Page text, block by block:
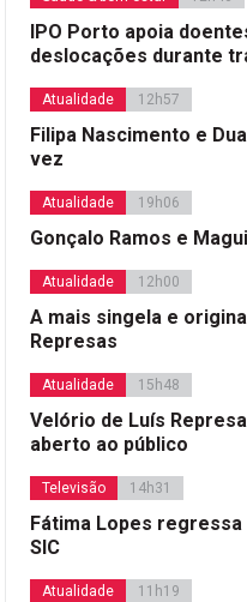
IPO Porto apoia
deslocações durante
Atualidade 12h57
Filipa Nascimento e
vez
Atualidade 19h06
Gonçalo Ramos e
Atualidade 12h00
A mais singela e
Represas
Atualidade 15h48
Velório de Luís
aberto ao público
Televisão 14h31
Fátima Lopes
SIC
Atualidade 11h19